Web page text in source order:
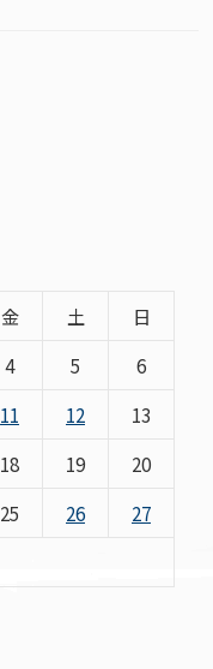
金 土
日
4 5
6
11 12
13
18 19
20
25 26
27